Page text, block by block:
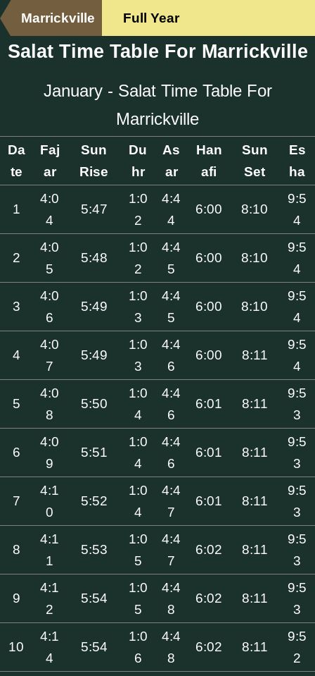
Marrickville Full Year
Salat Time Table For Marrickville
January - Salat Time Table For
Marrickville
Da
te
Faj
ar
Sun
Rise
Du
hr
As
ar
Han
afi
Sun
Set
Es
ha
1
4:0
4
5:47
1:0
2
4:4
4
6:00 8:10
9:5
4
2
4:0
5
5:48
1:0
2
4:4
5
6:00 8:10
9:5
4
3
4:0
6
5:49
1:0
3
4:4
5
6:00 8:10
9:5
4
4
4:0
7
5:49
1:0
3
4:4
6
6:00 8:11
9:5
4
5
4:0
8
5:50
1:0
4
4:4
6
6:01 8:11
9:5
3
6
4:0
9
5:51
1:0
4
4:4
6
6:01 8:11
9:5
3
7
4:1
0
5:52
1:0
4
4:4
7
6:01 8:11
9:5
3
8
4:1
1
5:53
1:0
5
4:4
7
6:02 8:11
9:5
3
9
4:1
2
5:54
1:0
5
4:4
8
6:02 8:11
9:5
3
10
4:1
4
5:54
1:0
6
4:4
8
6:02 8:11
9:5
2